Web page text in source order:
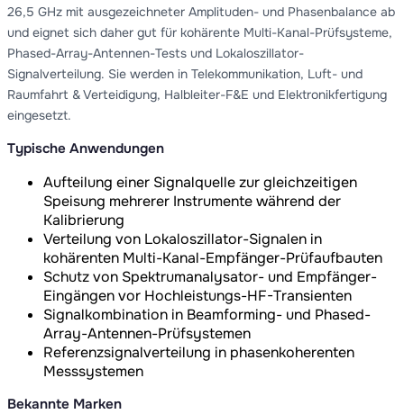
26,5 GHz mit ausgezeichneter Amplituden- und Phasenbalance ab
und eignet sich daher gut für kohärente Multi-Kanal-Prüfsysteme,
Phased-Array-Antennen-Tests und Lokaloszillator-
Signalverteilung. Sie werden in Telekommunikation, Luft- und
Raumfahrt & Verteidigung, Halbleiter-F&E und Elektronikfertigung
eingesetzt.
Typische Anwendungen
Aufteilung einer Signalquelle zur gleichzeitigen
Speisung mehrerer Instrumente während der
Kalibrierung
Verteilung von Lokaloszillator-Signalen in
kohärenten Multi-Kanal-Empfänger-Prüfaufbauten
Schutz von Spektrumanalysator- und Empfänger-
Eingängen vor Hochleistungs-HF-Transienten
Signalkombination in Beamforming- und Phased-
Array-Antennen-Prüfsystemen
Referenzsignalverteilung in phasenkoherenten
Messsystemen
Bekannte Marken